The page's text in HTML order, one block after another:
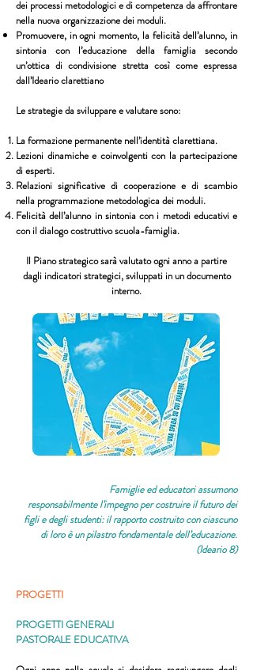
dei processi metodologici e di competenza da affrontare
nella nuova organizzazione dei moduli.
Promuovere, in ogni momento, la felicità dell’alunno, in
sintonia con l’educazione della famiglia secondo
un’ottica di condivisione stretta così come espressa
dall’Ideario clarettiano
Le strategie da sviluppare e valutare sono:
La formazione permanente nell’identità clarettiana.
Lezioni dinamiche e coinvolgenti con la partecipazione
di esperti.
Relazioni significative di cooperazione e di scambio
nella programmazione metodologica dei moduli.
Felicità dell’alunno in sintonia con i metodi educativi e
con il dialogo costruttivo scuola-famiglia.
Il Piano strategico sarà valutato ogni anno a partire
dagli indicatori strategici, sviluppati in un documento
interno.
Famiglie ed educatori assumono
responsabilmentel’impegno per costruire il futuro dei
figli e deglistudenti: il rapporto costruito con ciascuno
di loroè un pilastro fondamentale dell’educazione.
(Ideario 8)​
PROGETTI
PROGETTI GENERALI
PASTORALE EDUCATIVA